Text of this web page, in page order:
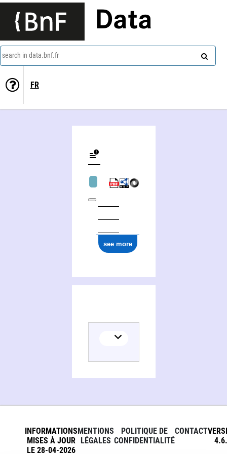
Data
search in data.bnf.fr
FR
see more
INFORMATIONS
MISES À JOUR
LE 28-04-2026
MENTIONS
LÉGALES
POLITIQUE DE
CONFIDENTIALITÉ
CONTACT